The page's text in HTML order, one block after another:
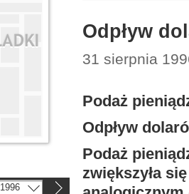
Odpływ
31 sierpnia
Podaż
Odpływ
Podaż
zwiększyła
1996